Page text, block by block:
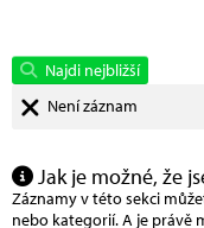
Najdi nejbližší
Není záznam
Jak je možné, že
Záznamy v této sekci
nebo kategorií. A je právě